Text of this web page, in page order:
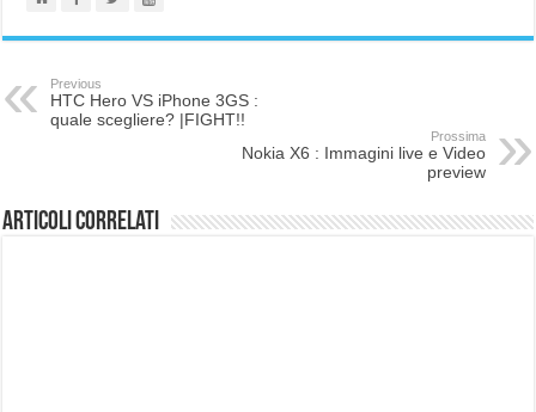
Previous
HTC Hero VS iPhone 3GS :
quale scegliere? |FIGHT!!
Prossima
Nokia X6 : Immagini live e Video
preview
Articoli correlati